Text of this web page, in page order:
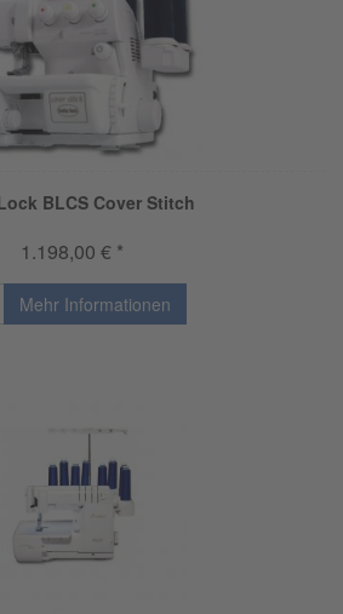
BLCS Cover Stitch
1.198,00 € *
Mehr Informationen